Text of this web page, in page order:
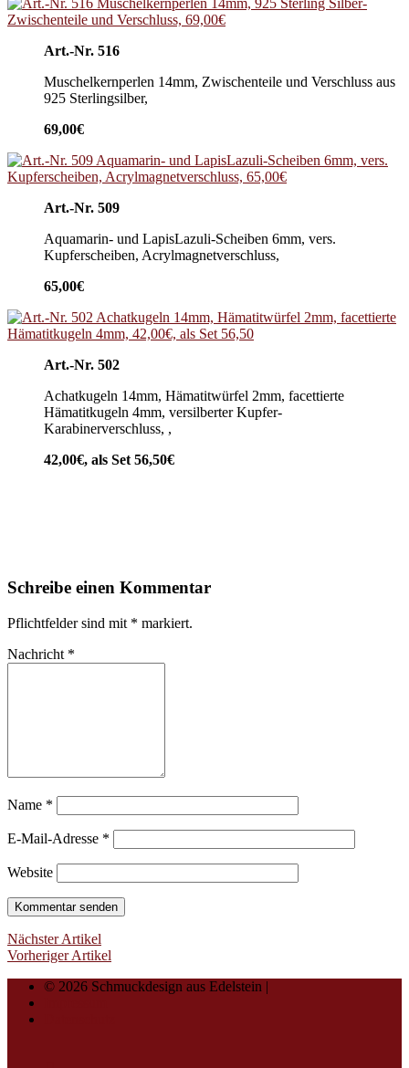
Art.-Nr. 516
Muschelkernperlen 14mm, Zwischenteile und Verschluss aus
925 Sterlingsilber,
69,00€
Art.-Nr. 509
Aquamarin- und LapisLazuli-Scheiben 6mm, vers.
Kupferscheiben, Acrylmagnetverschluss,
65,00€
Art.-Nr. 502
Achatkugeln 14mm, Hämatitwürfel 2mm, facettierte
Hämatitkugeln 4mm, versilberter Kupfer-
Karabinerverschluss, ,
42,00€, als Set 56,50€
Schreibe einen Kommentar
Pflichtfelder sind mit * markiert.
Nachricht *
Name *
E-Mail-Adresse *
Website
Nächster Artikel
Vorheriger Artikel
© 2026 Schmuckdesign aus Edelstein |